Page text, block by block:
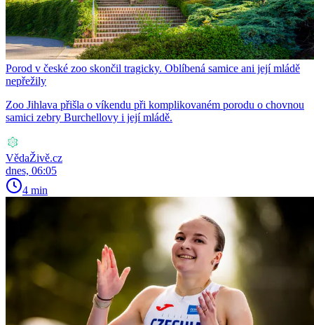
Porod v české zoo skončil tragicky. Oblíbená samice ani její mládě
nepřežily
Zoo Jihlava přišla o víkendu při komplikovaném porodu o chovnou
samici zebry Burchellovy i její mládě.
VědaŽivě.cz
dnes, 06:05
4 min